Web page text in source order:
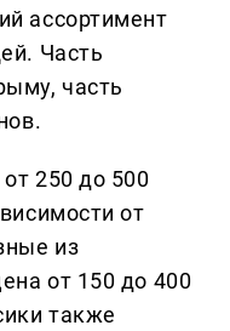
ассортимент
Часть
часть
250 до 500
от
из
от 150 до 400
также